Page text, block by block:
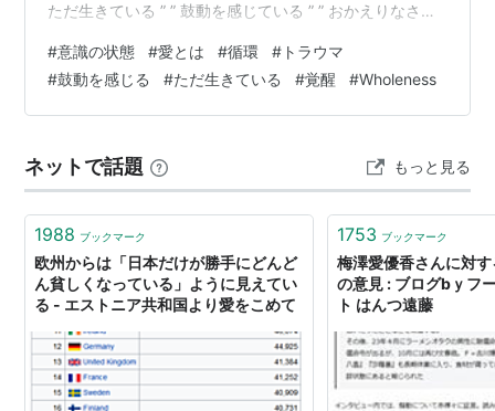
ただ生きている ” ” 鼓動を感じている ” ” おかえりなさい ”
#意識の状態 #愛とは #循環 # トラウマ
#鼓動を感じる #ただ生きている #覚醒 #Wholeness
ネットで話題 もっと見る
1988 ブックマーク
欧州からは「日本だけが勝手にどんど
ん貧しくなっている」ように見えてい
る - エストニア共和国より愛をこめて
1753 ブックマーク
梅澤愛優香さんに対
の意見 : ブログbｙフ
ト はんつ遠藤